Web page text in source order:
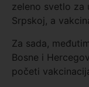
zeleno svetlo za
Srpskoj, a
Za sada,
Bosne i
početi